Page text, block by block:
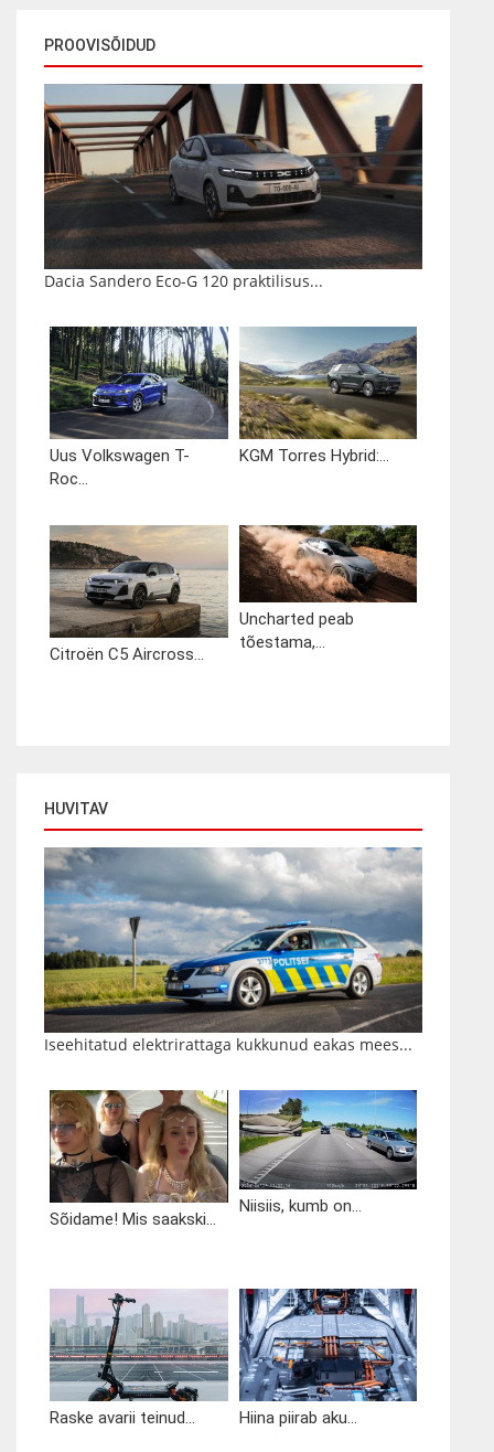
PROOVISÕIDUD
Dacia Sandero Eco-G 120 praktilisus...
Uus Volkswagen T-
Roc...
KGM Torres Hybrid:...
Citroën C5 Aircross...
Uncharted peab
tõestama,...
HUVITAV
Iseehitatud elektrirattaga kukkunud eakas mees...
Sõidame! Mis saakski...
Niisiis, kumb on...
Raske avarii teinud... Hiina piirab aku...